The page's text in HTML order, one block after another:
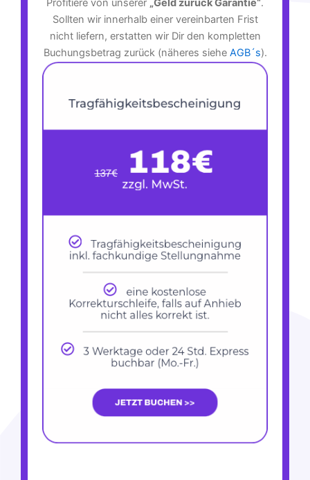
Profitiere von unserer „Geld zurück Garantie“.
Sollten wir innerhalb einer vereinbarten Frist
nicht liefern, erstatten wir Dir den kompletten
Buchungsbetrag zurück (näheres siehe AGB´s).